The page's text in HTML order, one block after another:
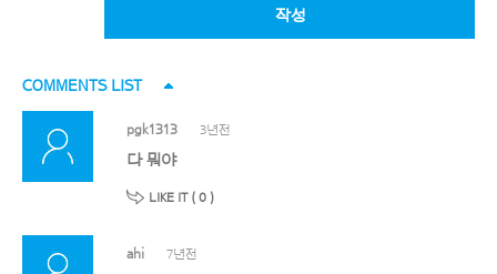
작성
COMMENTS LIST
pgk1313 3년전
다 뭐야
LIKE IT ( 0 )
ahi 7년전